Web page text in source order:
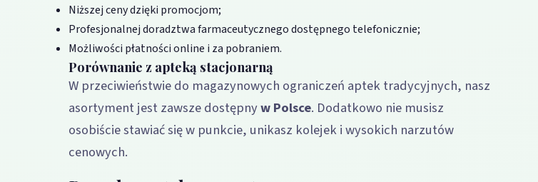
Niższej ceny dzięki promocjom;
Profesjonalnej doradztwa farmaceutycznego dostępnego telefonicznie;
Możliwości płatności online i za pobraniem.
Porównanie z apteką stacjonarną
W przeciwieństwie do magazynowych ograniczeń aptek tradycyjnych, nasz
asortyment jest zawsze dostępnyw Polsce. Dodatkowo nie musisz
osobiście stawiać się w punkcie, unikasz kolejek i wysokich narzutów
cenowych.